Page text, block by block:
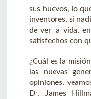
sus huevos, lo
inventores, si
de ver la vida,
satisfechos con
¿Cuál es la
las nuevas
opiniones,
Dr. James